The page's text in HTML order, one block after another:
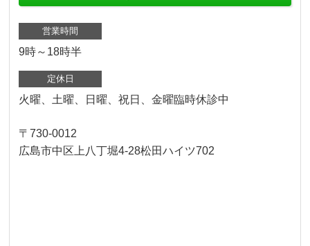
営業時間
9時～18時半
定休日
火曜、土曜、日曜、祝日、金曜臨時休診中
〒730-0012
広島市中区上八丁堀4-28松田ハイツ702